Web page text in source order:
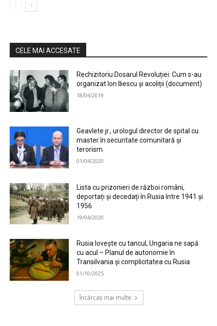
CELE MAI ACCESATE
Rechizitoriu Dosarul Revoluției: Cum s-au
organizat Ion Iliescu și acoliții (document)
18/04/2019
Geavlete jr., urologul director de spital cu
master în securitate comunitară și
terorism
01/04/2020
Lista cu prizonieri de război români,
deportați și decedați în Rusia între 1941 și
1956
19/04/2020
Rusia lovește cu tancul, Ungaria ne sapă
cu acul – Planul de autonomie în
Transilvania și complicitatea cu Rusia
01/10/2025
Încărcați mai multe